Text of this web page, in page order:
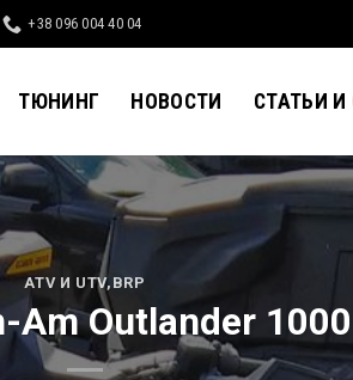
+38 096 004 40 04
ТЮНИНГ НОВОСТИ СТАТЬИ
ATV И UTV, BRP
Am Outlander